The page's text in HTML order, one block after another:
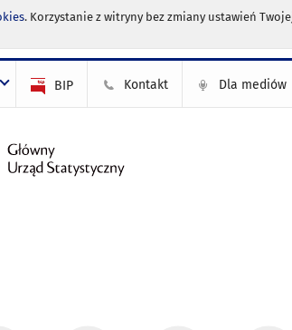
. Korzystanie z witryny bez zmiany ustawień
BIP Kontakt Dla mediów